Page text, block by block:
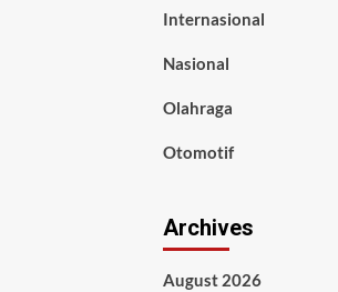
Internasional
Nasional
Olahraga
Otomotif
Archives
August 2026